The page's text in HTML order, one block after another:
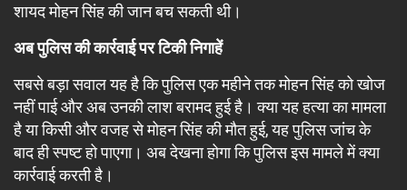
शायद मोहन सिंह की जान बच सकती थी।
अब पुलिस की कार्रवाई पर टिकी निगाहें
सबसे बड़ा सवाल यह है कि पुलिस एक महीने तक मोहन सिंह को खोज
नहीं पाई और अब उनकी लाश बरामद हुई है। क्या यह हत्या का मामला
है या किसी और वजह से मोहन सिंह की मौत हुई, यह पुलिस जांच के
बाद ही स्पष्ट हो पाएगा। अब देखना होगा कि पुलिस इस मामले में क्या
कार्रवाई करती है।